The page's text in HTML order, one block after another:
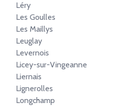
Léry
Les Goulles
Les Maillys
Leuglay
Levernois
Licey-sur-Vingeanne
Liernais
Lignerolles
Longchamp